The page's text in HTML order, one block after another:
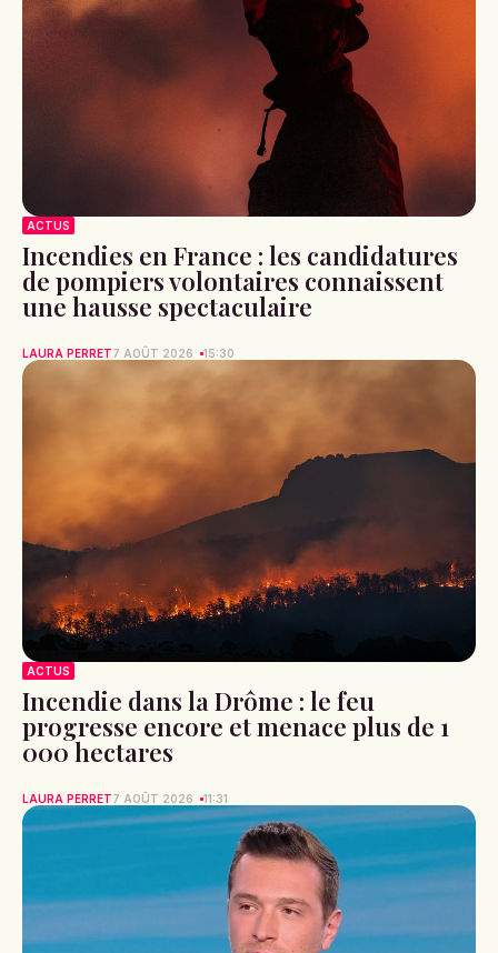
ACTUS
Incendies en France : les candidatures
de pompiers volontaires connaissent
une hausse spectaculaire
LAURA PERRET7 AOÛT 2026 15:30
ACTUS
Incendie dans la Drôme : le feu
progresse encore et menace plus de 1
000 hectares
LAURA PERRET7 AOÛT 2026 11:31